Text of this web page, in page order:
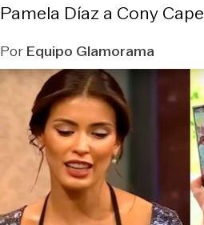
Pamela Díaz a Cony
PorEquipo Glamorama